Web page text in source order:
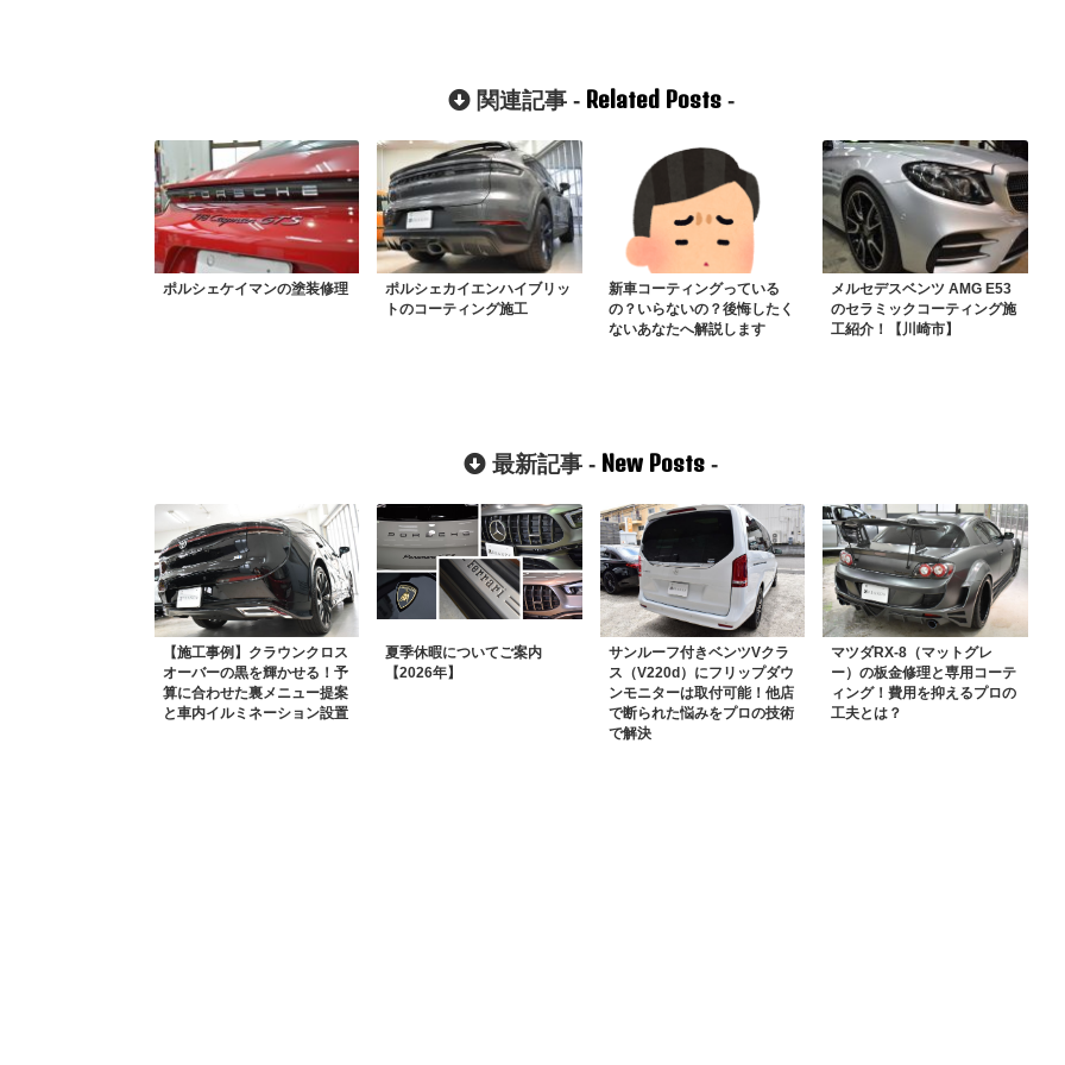
関連記事 - Related Posts-
ポルシェケイマンの塗装修理
ポルシェカイエンハイブリッ
トのコーティング施工
新車コーティングっている
の？いらないの？後悔したく
ないあなたへ解説します
メルセデスベンツ AMG E53
のセラミックコーティング施
工紹介！【川崎市】
最新記事 - New Posts -
【施工事例】クラウンクロス
オーバーの黒を輝かせる！予
算に合わせた裏メニュー提案
と車内イルミネーション設置
夏季休暇についてご案内
【2026年】
サンルーフ付きベンツVクラ
ス（V220d）にフリップダウ
ンモニターは取付可能！他店
で断られた悩みをプロの技術
で解決
マツダRX-8（マットグレ
ー）の板金修理と専用コーテ
ィング！費用を抑えるプロの
工夫とは？